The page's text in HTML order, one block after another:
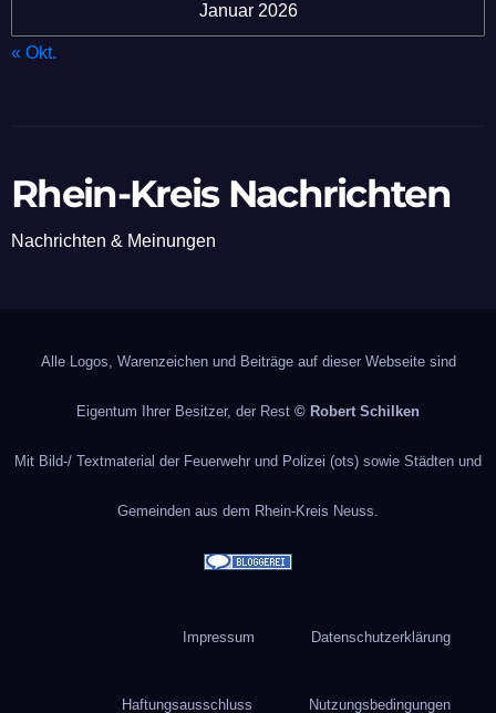
Januar 2026
« Okt.
Rhein-Kreis Nachrichten
Nachrichten & Meinungen
Alle Logos, Warenzeichen und Beiträge auf dieser Webseite sind
Eigentum Ihrer Besitzer, der Rest © Robert Schilken
Mit Bild-/ Textmaterial der Feuerwehr und Polizei (ots) sowie Städten und
Gemeinden aus dem Rhein-Kreis Neuss.
Impressum Datenschutzerklärung
Haftungsausschluss Nutzungsbedingungen